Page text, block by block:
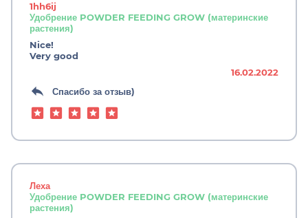
1hh6ij
Удобрение POWDER FEEDING GROW (материнские
растения)
Nice!
Very good
16.02.2022
Спасибо за отзыв)
Леха
Удобрение POWDER FEEDING GROW (материнские
растения)